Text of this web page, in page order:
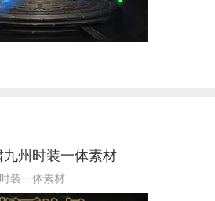
州时装一体素材
装一体素材